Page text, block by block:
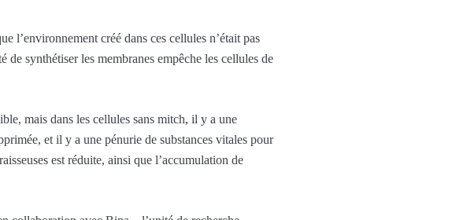
l’environnement créé dans ces cellules n’était pas
synthétiser les membranes empêche les cellules de
mais dans les cellules sans mitch, il y a une
et il y a une pénurie de substances vitales pour
est réduite, ainsi que l’accumulation de